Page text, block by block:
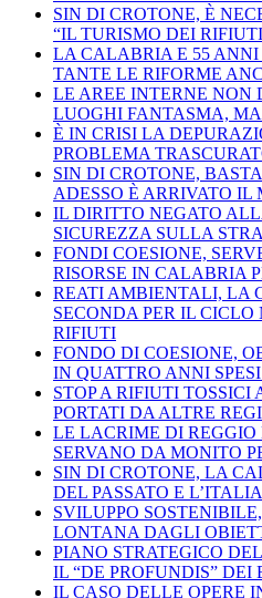
SIN DI CROTONE, È
“IL TURISMO DEI
LA CALABRIA E 55
TANTE LE RIFORME
LE AREE INTERNE NON
LUOGHI FANTASMA, MA
È IN CRISI LA
PROBLEMA
SIN DI CROTONE,
ADESSO È ARRIVATO IL
IL DIRITTO NEGATO
SICUREZZA SULLA
FONDI COESIONE,
RISORSE IN CALABRIA
REATI AMBIENTALI, LA
SECONDA PER IL
RIFIUTI
FONDO DI COESIONE,
IN QUATTRO ANNI
STOP A RIFIUTI TOSSICI
PORTATI DA ALTRE
LE LACRIME DI REGGIO
SERVANO DA MONITO
SIN DI CROTONE, LA
DEL PASSATO E
SVILUPPO
LONTANA DAGLI
PIANO STRATEGICO
IL “DE PROFUNDIS”
IL CASO DELLE OPERE